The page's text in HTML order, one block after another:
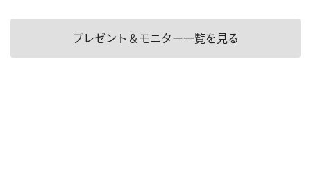
プレゼント＆モニター一覧を見る